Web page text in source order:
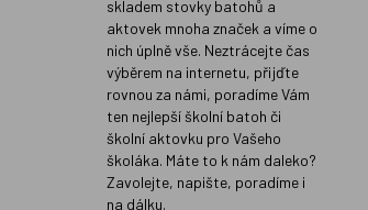
skladem stovky batohů a
aktovek mnoha značek a víme o
nich úplně vše. Neztrácejte čas
výběrem na internetu, přijďte
rovnou za námi, poradíme Vám
ten nejlepší školní batoh či
školní aktovku pro Vašeho
školáka. Máte to k nám daleko?
Zavolejte, napište, poradíme i
na dálku.